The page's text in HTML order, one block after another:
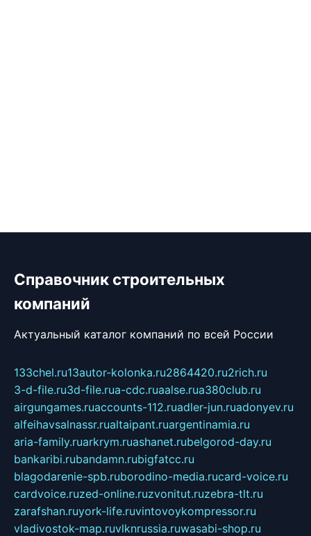
Справочник строительных
компаний
Актуальный каталог компаний по всей России
133chel.ru13autor-kolonka.ru2864420.ru2rich.ru
3-d-file.ru3d-file.rua-cdc.ruaalse.rua380club.ru
airgungames.ruaccounts-112.ruadler-jun.ruadonyev.ru
alfeihavsalnassr.rualtaipant.ruargentinamia.ru
aria-family.ruarkrym.ruashanet.rubelgorod-day.ru
bankaribi.rubandamn.rubigfatcc.ru
blagodarenie-spb.ruborodino-media.rucard-voice.ru
cardvoice.ruzed-online.ruzvonitut.ruzebra-tlt.ru
zarafshan.ruyork-life.ruvintovoykompressor.ru
vladivostok-map.ruvlknrussia.ruwasabi-shop.ru